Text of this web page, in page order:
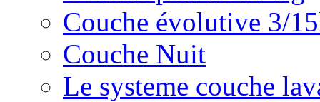
Couche évolutive 3/
Couche Nuit
Le systeme couche